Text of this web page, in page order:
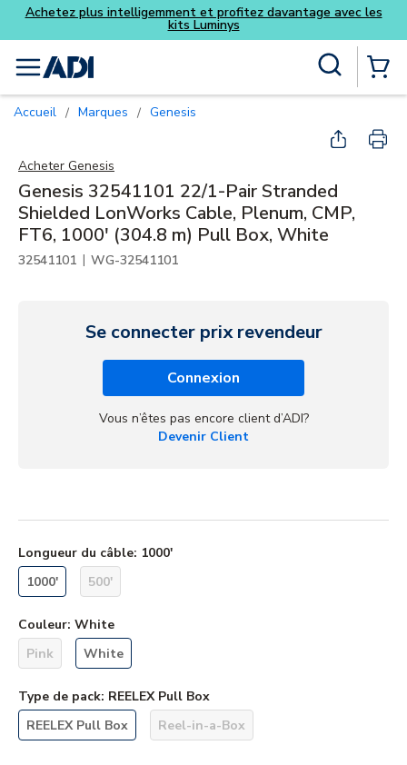
Skip to main content
Achetez plus intelligemment et
menu
Accueil / Marques / Genesis
Acheter Genesis
Genesis 32541101 22/1-Pair Stranded
Shielded LonWorks Cable, Plenum, CMP,
FT6, 1000' (304.8 m) Pull Box, White
32541101 | WG-32541101
Se connecter prix revendeur
Connexion
Vous n’êtes pas encore client d’ADI?
Devenir Client
Longueur du câble: 1000'
1000'
500'
Couleur: White
Pink
White
Type de pack: REELEX Pull Box
REELEX Pull Box
Reel-in-a-Box